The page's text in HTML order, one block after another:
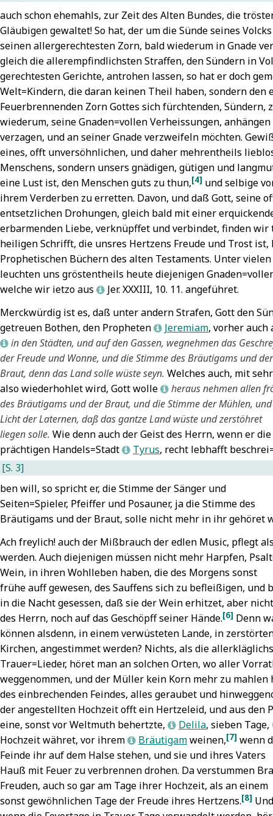
7
Zacharias 7
Zephania 7
von:
7
N.N.: Herr
dich
wir 7
Nicolai,
Wie
der
7
Schop,
7
Schütz,
seinem
7
Teschner,
Gott für
so
7
anonym:
glauben
an einen
auch schon ehemahls, zur Zeit des Alten Bundes, die
Gläubigen gewaltet! So hat, der um die Sünde seines
seinen allergerechtesten Zorn, bald wiederum in Gnade
gleich die allerempfindlichsten Straffen, den Sündern in
gerechtesten Gerichte, antrohen lassen, so hat er doch
Welt=Kindern, die daran keinen Theil haben, sondern den
Feuerbrennenden Zorn Gottes sich fürchtenden, Sündern,
wiederum, seine Gnaden=vollen Verheissungen,
verzagen, und an seiner Gnade verzweifeln möchten.
eines, offt unversöhnlichen, und daher mehrentheils
Menschens, sondern unsers gnädigen, gütigen und
eine Lust ist, den Menschen guts zu thun,[4] und selbige
ihrem Verderben zu erretten. Davon, und daß Gott, seine
entsetzlichen Drohungen, gleich bald mit einer
erbarmenden Liebe, verknüpffet und verbindet, finden wir
heiligen Schrifft, die unsres Hertzens Freude und Trost ist,
Prophetischen Büchern des alten Testaments. Unter
leuchten uns gröstentheils heute diejenigen
welche wir ietzo aus L Jer. XXXIII, 10. 11. angeführet.
Merckwürdig ist es, daß unter andern Strafen, Gott den
getreuen Bothen, den Propheten L Jeremiam, vorher auch
L in den Städten, und auf den Gassen, wegnehmen das
der Freude und Wonne, und die Stimme des Bräutigams und der
Braut, denn das Land solle wüste seyn. Welches auch, mit
also wiederhohlet wird, Gott wolle L heraus nehmen allen
des Bräutigams und der Braut, und dieStimme der Mühlen, und
Licht der Laternen, daß das gantze Land wüste und zerstöhret
liegen solle. Wie denn auch der Geist des Herrn, wenn er
prächtigen Handels=Stadt L Tyrus, recht lebhafft
[S. 3]
ben will, so spricht er, die Stimme der Sänger und
Seiten=Spieler, Pfeiffer und Posauner, ja die Stimme des
Bräutigams und der Braut, solle nicht mehr in ihr gehöret
Ach freylich! auch der Mißbrauch der edlen Music, pflegt
werden. Auch diejenigen müssen nicht mehr Harpfen,
Wein, in ihren Wohlleben haben, die des Morgens sonst
frühe auff gewesen, des Sauffens sich zu befleißigen, und
in die Nacht gesessen, daß sie der Wein erhitzet, aber
des Herrn, noch auf das Geschöpff seiner Hände.[6] Denn
können alsdenn, in einem verwüsteten Lande, in
Kirchen, angestimmet werden? Nichts, als die
Trauer=Lieder, höret man an solchen Orten, wo aller
weggenommen, und der Müller kein Korn mehr zu mahlen
des einbrechenden Feindes, alles geraubet und
der angestellten Hochzeit offt ein Hertzeleid, und aus den
eine, sonst vor Weltmuth behertzte, L Delila, sieben
Hochzeit währet, vor ihrem L Bräutigamweinen,[7] wenn
Feinde ihr auf dem Halse stehen, und sie und ihres Vaters
Hauß mit Feuer zu verbrennen drohen. Da verstummen
Freuden, auch so gar am Tage ihrer Hochzeit, als an einem
sonst gewöhnlichen Tage der Freude ihres Hertzens.[8] Und